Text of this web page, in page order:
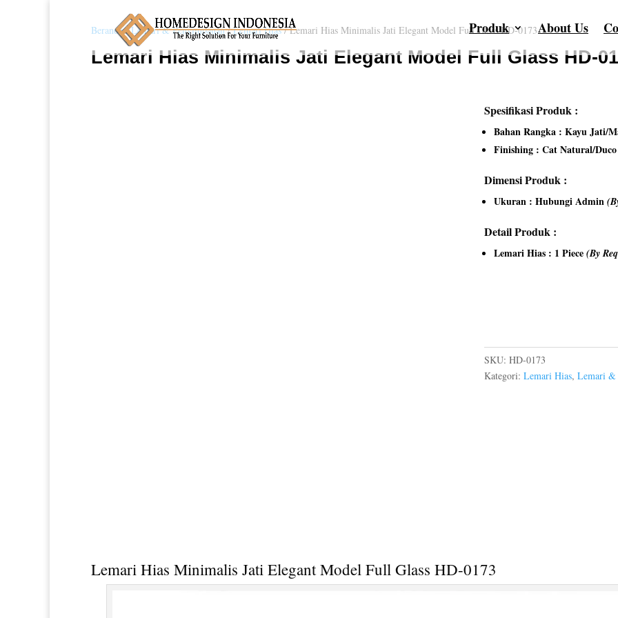
Produk About Us
Beranda/Lemari & Penyimpanan/Lemari Hias/ Lemari Hias Minimalis Jati Elegant Model Full Glass HD-0173
Lemari Hias Minimalis Jati Elegant Model Full Glass HD-
Spesifikasi Produk :
Bahan Rangka : Kayu Jati/
Finishing : Cat Natural/
Dimensi Produk :
Ukuran : Hubungi Admin
Detail Produk :
Lemari Hias : 1 Piece (By
SKU: HD-0173
Kategori: Lemari Hias, Lemari &
Lemari Hias Minimalis Jati Elegant Model Full Glass HD-0173